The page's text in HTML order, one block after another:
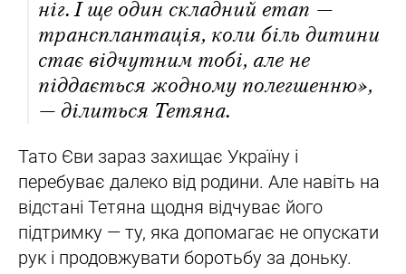
ніг. І ще один складний етап —
трансплантація, коли біль дитини
стає відчутним тобі, але не
піддається жодному полегшенню»,
— ділиться Тетяна.
Тато Єви зараз захищає Україну і
перебуває далеко від родини. Але навіть на
відстані Тетяна щодня відчуває його
підтримку — ту, яка допомагає не опускати
рук і продовжувати боротьбу за доньку.